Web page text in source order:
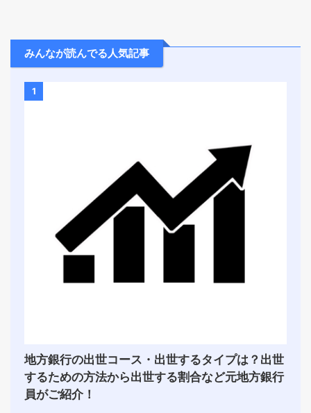
みんなが読んでる人気記事
1
地方銀行の出世コース・出世するタイプは？出世
するための方法から出世する割合など元地方銀行
員がご紹介！